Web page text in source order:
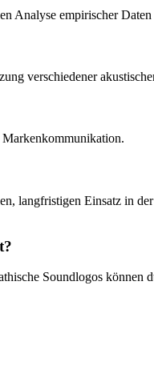
Analyse empirischer
verschiedener
langfristigen Einsatz in
Soundlogos